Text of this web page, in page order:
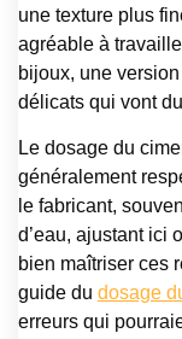
une texture plus
agréable à
bijoux, une
délicats qui vont
Le dosage du
généralement
le fabricant,
d’eau, ajustant ici
bien maîtriser ces
guide du dosage
erreurs qui